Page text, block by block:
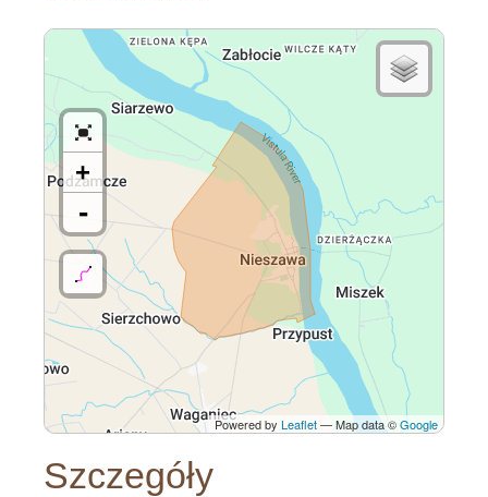
+
-
Powered by Leaflet— Map data ©Google
Szczegóły